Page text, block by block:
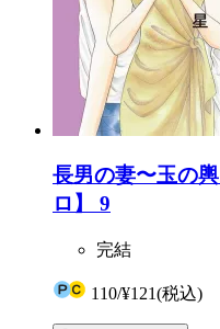
長男の妻〜玉の
ロ】 9
完結
110/¥121(税込)